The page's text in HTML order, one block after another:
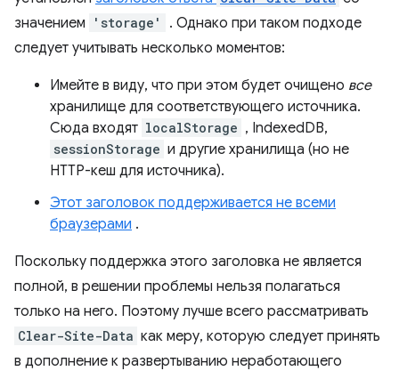
значением
'storage'
. Однако при таком подходе
следует учитывать несколько моментов:
Имейте в виду, что при этом будет очищено все
хранилище для соответствующего источника.
Сюда входят localStorage , IndexedDB,
sessionStorage и другие хранилища (но не
HTTP-кеш для источника).
Этот заголовок поддерживается не всеми
браузерами .
Поскольку поддержка этого заголовка не является
полной, в решении проблемы нельзя полагаться
только на него. Поэтому лучше всего рассматривать
Clear-Site-Data как меру, которую следует принять
в дополнение к развертыванию неработающего